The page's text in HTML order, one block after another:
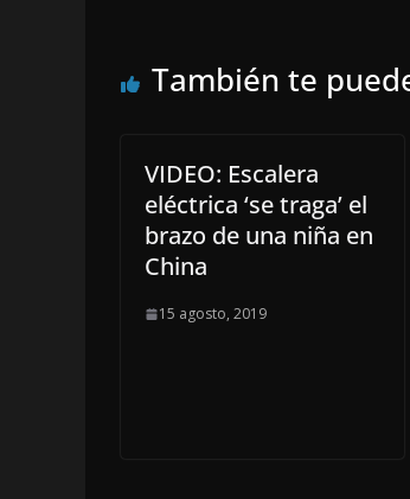
También te
VIDEO: Escalera
eléctrica ‘se traga’ el
brazo de una niña en
China
15 agosto, 2019